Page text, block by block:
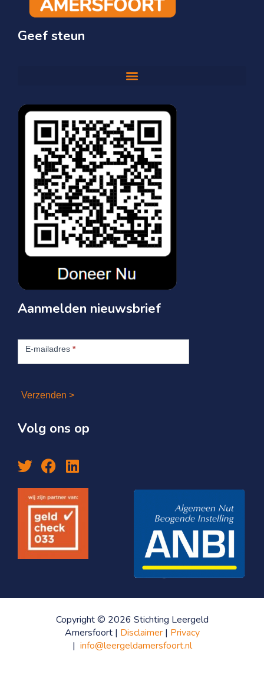
Geef steun
Aanmelden nieuwsbrief
nieuwsbrief
E-mailadres *
Verzenden >
Volg ons op
Copyright © 2026 Stichting Leergeld
Amersfoort | Disclaimer| Privacy
| info@leergeldamersfoort.nl